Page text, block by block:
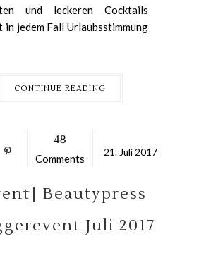
und leckeren Cocktails
in jedem Fall Urlaubsstimmung
CONTINUE READING
48
Comments 21. Juli 2017
Beautypress
Juli 2017